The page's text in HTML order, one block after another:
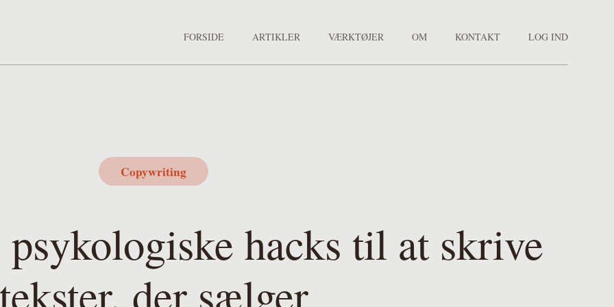
FORSIDE ARTIKLER VÆRKTØJER OM KONTAKT LOG IND
Copywriting
psykologiske hacks til at skrive
tekster, der sælger